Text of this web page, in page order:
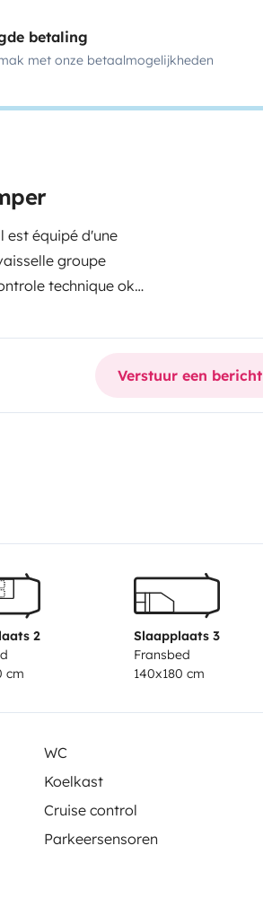
betaling
met onze betaalmogelijkheden
est équipé d'une
groupe
technique ok
comprises
Verstuur een bericht
2
cm
Slaapplaats 3
Fransbed
140x180 cm
WC
Koelkast
Cruise control
Parkeersensoren